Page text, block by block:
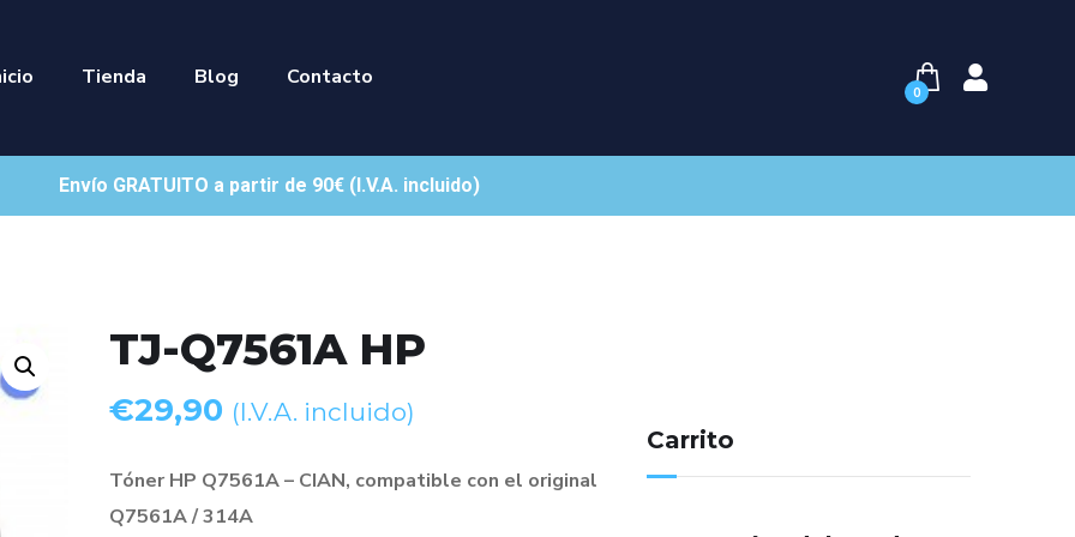
Tienda Blog Contacto
0
Envío GRATUITO a partir de 90€ (I.V.A. incluido)
TJ-Q7561A HP
€29,90 (I.V.A. incluido)
Tóner HP Q7561A – CIAN, compatible con el original
Q7561A / 314A
Carrito